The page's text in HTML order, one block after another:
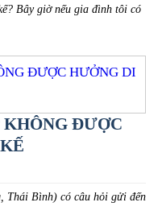
Bây giờ nếu gia đình tôi có
KHÔNG ĐƯỢC
Thái Bình) có câu hỏi gửi đến